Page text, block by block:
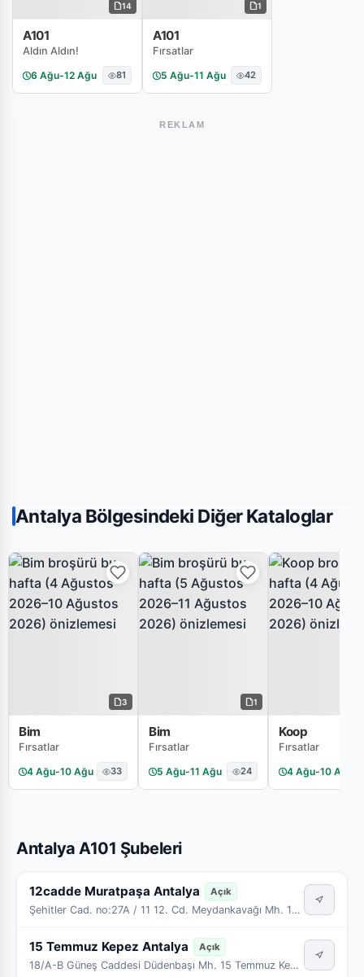
14
A101
Aldın Aldın!
6 Ağu-12 Ağu 81
1
A101
Fırsatlar
5 Ağu-11 Ağu 42
REKLAM
Antalya Bölgesindeki Diğer Kataloglar
3
Bim
Fırsatlar
4 Ağu-10 Ağu 33
1
Bim
Fırsatlar
5 Ağu-11 Ağu 24
Koop
Fırsatlar
4 Ağu-10 Ağu
Antalya A101 Şubeleri
12cadde Muratpaşa Antalya Açık
Şehitler Cad. no:27A / 11 12. Cd. Meydankavağı Mh. 12cadde Muratpaşa Antalya
15 Temmuz Kepez Antalya Açık
18/A-B Güneş Caddesi Düdenbaşı Mh. 15 Temmuz Kepez Antalya